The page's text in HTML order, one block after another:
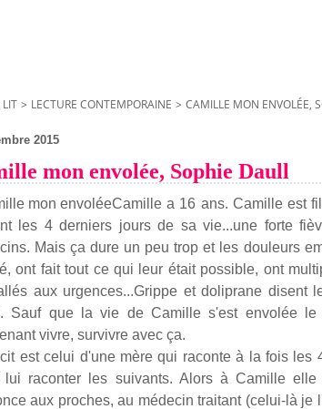
LIT > LECTURE CONTEMPORAINE > CAMILLE MON ENVOLÉE,
2015
mon envolée, Sophie Daull
Camille a 16 ans. Camille est
les 4 derniers jours de sa vie...une forte
Mais ça dure un peu trop et les douleurs
ont fait tout ce qui leur était possible, ont
aux urgences...Grippe et doliprane disent
Sauf que la vie de Camille s'est envolée le
vivre, survivre avec ça.
est celui d'une mère qui raconte à la fois les
lui raconter les suivants. Alors à Camille
aux proches, au médecin traitant (celui-là